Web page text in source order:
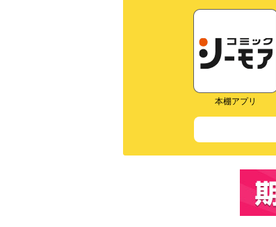
本棚アプリ